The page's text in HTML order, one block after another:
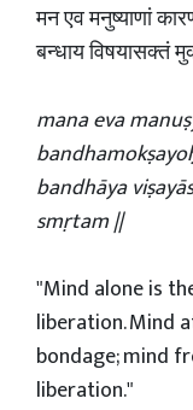
मन एव मनुष्याणां
बन्धाय विषयासक्तं
mana eva
bandhāya
smṛtam ||
"Mind alone is
liberation. Mind
bondage; mind
liberation."